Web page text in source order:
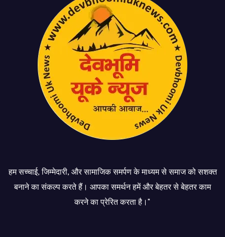
हम सच्चाई, जिम्मेदारी, और सामाजिक समर्पण के माध्यम से समाज को सशक्त
बनाने का संकल्प करते हैं। आपका समर्थन हमें और बेहतर से बेहतर काम
करने का प्रेरित करता है।"